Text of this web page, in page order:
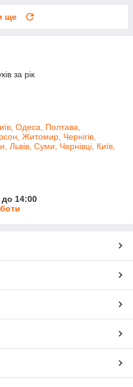
ще
за рік
Одеса, Полтава,
Житомир, Чернігів,
Львів, Суми, Чернівці, Київ,
до 14:00